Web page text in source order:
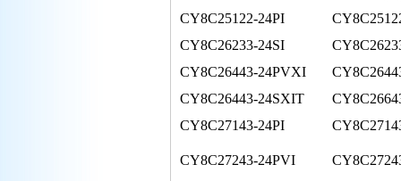
CY8C25122-24PI
CY8C26233-24SI
CY8C26443-24PVXI
CY8C26443-24SXIT
CY8C27143-24PI
CY8C27243-24PVI